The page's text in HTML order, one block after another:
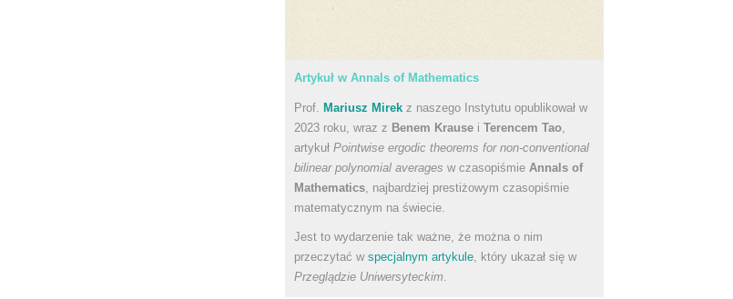
Artykuł w Annals of Mathematics
Prof. Mariusz Mirek z naszego Instytutu opublikował w
2023 roku, wraz z Benem Krause i Terencem Tao
artykuł Pointwise ergodic theorems for non-conventional
bilinear polynomial averages w czasopiśmie Annals of
Mathematics , najbardziej prestiżowym czasopiśmie
matematycznym na świecie.
Jest to wydarzenie tak ważne, że można o nim
przeczytać w specjalnym artykule, który ukazał się w
Przeglądzie Uniwersyteckim.